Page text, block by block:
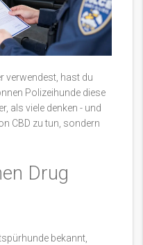
verwendest, hast du
Polizeihunde diese
als viele denken - und
CBD zu tun, sondern
Drug
bekannt,